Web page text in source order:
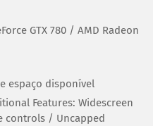
GTX 780 / AMD Radeon
espaço disponível
Features: Widescreen
controls / Uncapped